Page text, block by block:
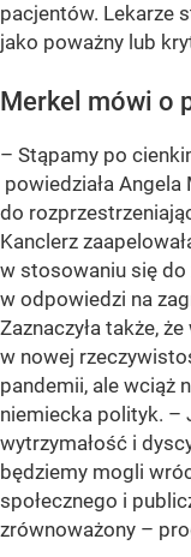
pacjentów. Lekarze
jako poważny lub
Merkel mówi o
– Stąpamy po
powiedziała
do
Kanclerz
w stosowaniu się
w odpowiedzi na
Zaznaczyła także,
w nowej
pandemii, ale wciąż
niemiecka polityk. –
wytrzymałość i
będziemy mogli
społecznego i
zrównoważony –